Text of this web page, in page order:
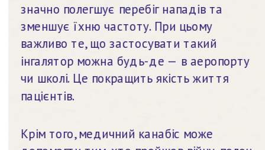
значно полегшує перебіг нападів та
зменшує їхню частоту. При цьому
важливо те, що застосувати такий
інгалятор можна будь-де — в аеропорту
чи школі. Це покращить якість життя
пацієнтів.
Крім того, медичний канабіс може